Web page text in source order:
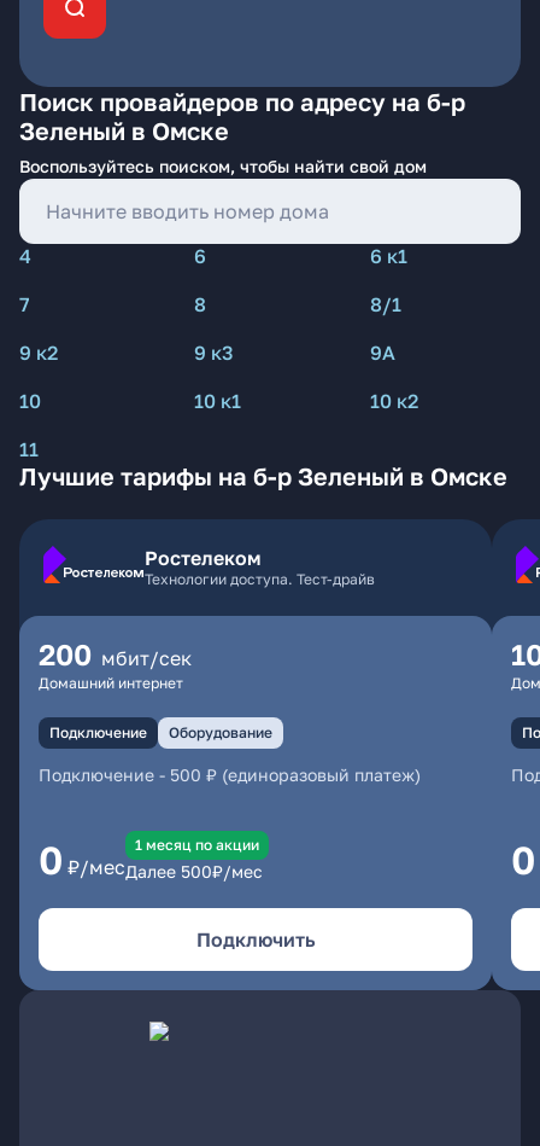
Поиск провайдеров по адресу на б-р
Зеленый в Омске
Воспользуйтесь поиском, чтобы найти свой дом
4 6
6 к1
7
8
8/1
9 к2
9 к3
9А
10
10 к1
10 к2
11
Лучшие тарифы на б-р Зеленый в Омске
Ростелеком
Технологии доступа. Тест-драйв
200 мбит/сек
Домашний интернет
Подключение Оборудование
Подключение - 500 ₽ (единоразовый платеж)
0 ₽/мес
1 месяц по акции
Далее 500₽/мес
Подключить
0